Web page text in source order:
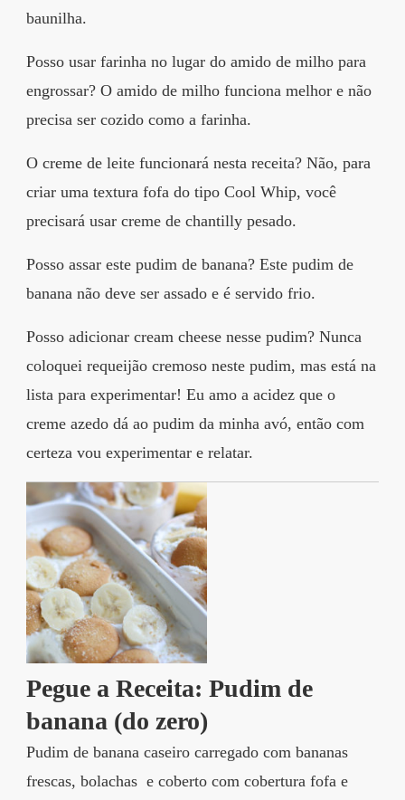
baunilha.
Posso usar farinha no lugar do amido de milho para
engrossar? O amido de milho funciona melhor e não
precisa ser cozido como a farinha.
O creme de leite funcionará nesta receita? Não, para
criar uma textura fofa do tipo Cool Whip, você
precisará usar creme de chantilly pesado.
Posso assar este pudim de banana? Este pudim de
banana não deve ser assado e é servido frio.
Posso adicionar cream cheese nesse pudim? Nunca
coloquei requeijão cremoso neste pudim, mas está na
lista para experimentar! Eu amo a acidez que o
creme azedo dá ao pudim da minha avó, então com
certeza vou experimentar e relatar.
Pegue a Receita: Pudim de
banana (do zero)
Pudim de banana caseiro carregado com bananas
frescas, bolachas e coberto com cobertura fofa e